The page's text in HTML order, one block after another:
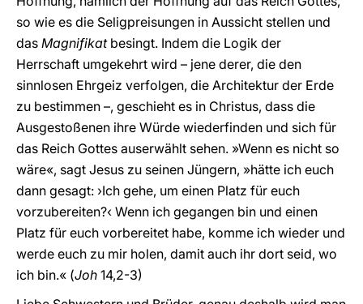
so wie es die Seligpreisungen in Aussicht stellen und
das Magnifikatbesingt. Indem die Logik der
Herrschaft umgekehrt wird – jene derer, die den
sinnlosen Ehrgeiz verfolgen, die Architektur der Erde
zu bestimmen –, geschieht es in Christus, dass die
Ausgestoßenen ihre Würde wiederfinden und sich für
das Reich Gottes auserwählt sehen. »Wenn es nicht so
wäre«, sagt Jesus zu seinen Jüngern, »hätte ich euch
dann gesagt: ›Ich gehe, um einen Platz für euch
vorzubereiten?‹ Wenn ich gegangen bin und einen
Platz für euch vorbereitet habe, komme ich wieder und
werde euch zu mir holen, damit auch ihr dort seid, wo
ich bin.« (Joh 14,2-3)